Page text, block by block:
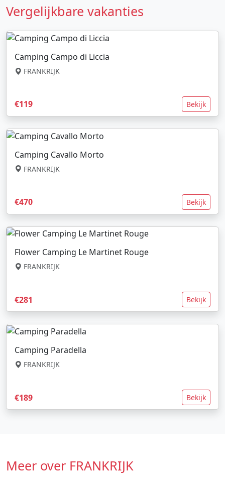
Vergelijkbare vakanties
Camping Campo di Liccia
FRANKRIJK
€119 Bekijk
Camping Cavallo Morto
FRANKRIJK
€470 Bekijk
Flower Camping Le Martinet Rouge
FRANKRIJK
€281 Bekijk
Camping Paradella
FRANKRIJK
€189 Bekijk
Meer over FRANKRIJK